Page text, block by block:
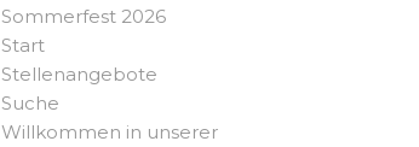
Sommerfest 2026
Start
Stellenangebote
Suche
Willkommen in unserer